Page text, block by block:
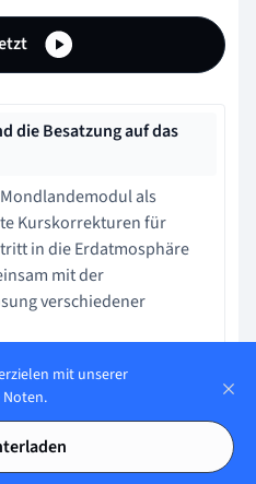
die Besatzung auf das
als
Kurskorrekturen für
in die Erdatmosphäre
mit der
verschiedener
die Raumfahrt
zu grundlegenden
mit unserer